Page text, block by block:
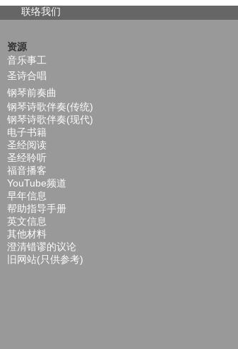
联络我们
资源
音乐事工
圣诗合唱
钢琴前奏曲
钢琴诗歌伴奏(传统)
钢琴诗歌伴奏(现代)
电子书籍
圣经阅读
圣经聆听
福音播客
YouTube频道
早年信息
帮助指导手册
英文信息
其他材料
澄清错谬的议论
旧网站(只供参考)